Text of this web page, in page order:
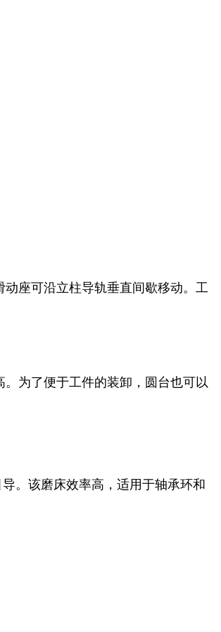
座可沿立柱导轨垂直间歇移动。工
为了便于工件的装卸，圆台也可以
。该磨床效率高，适用于轴承环和